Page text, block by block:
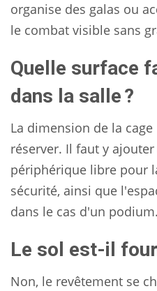
organise des galas ou
le combat visible sans
Quelle surface
dans la salle ?
La dimension de la
réserver. Il faut y
périphérique libre pour
sécurité, ainsi que
dans le cas d'un podium.
Le sol est-il
Non, le revêtement se